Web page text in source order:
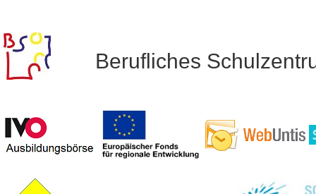
Berufliches